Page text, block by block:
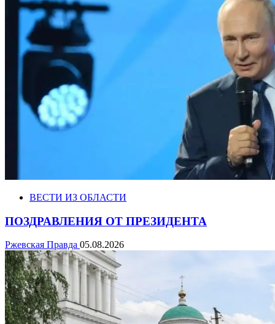
ВЕСТИ ИЗ ОБЛАСТИ
ПОЗДРАВЛЕНИЯ ОТ ПРЕЗИДЕНТА
Ржевская Правда 05.08.2026